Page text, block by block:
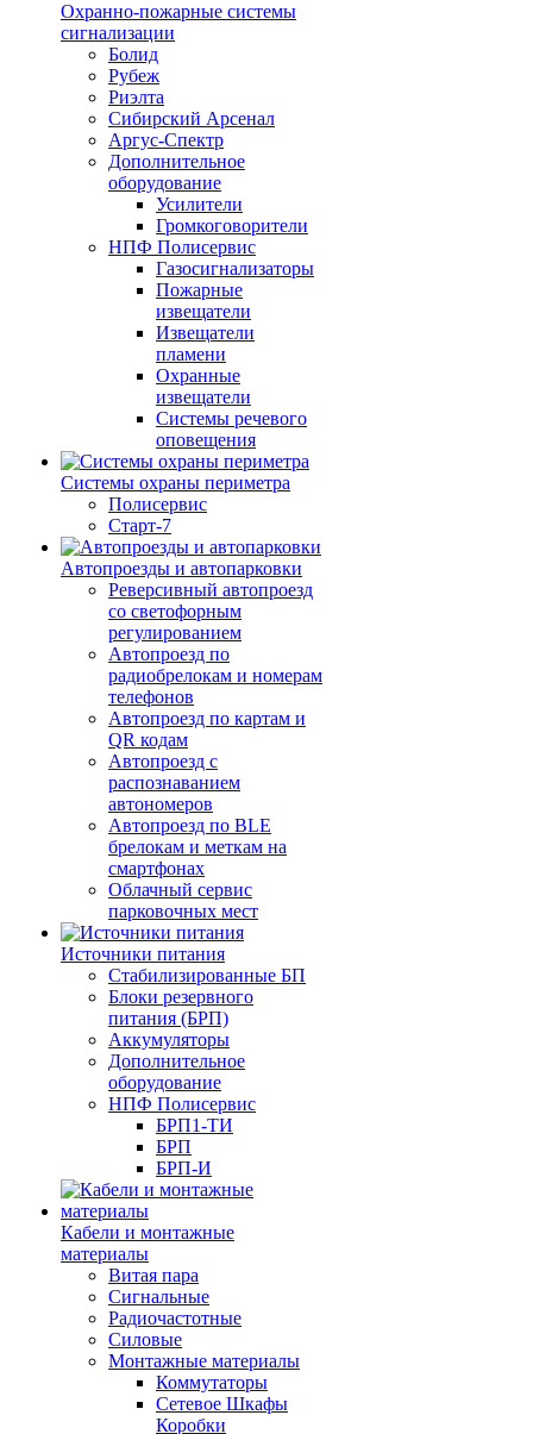
Охранно-пожарные системы
сигнализации
Болид
Рубеж
Риэлта
Сибирский Арсенал
Аргус-Спектр
Дополнительное
оборудование
Усилители
Громкоговорители
НПФ Полисервис
Газосигнализаторы
Пожарные
извещатели
Извещатели
пламени
Охранные
извещатели
Системы речевого
оповещения
Системы охраны периметра
Полисервис
Старт-7
Автопроезды и автопарковки
Реверсивный автопроезд
со светофорным
регулированием
Автопроезд по
радиобрелокам и номерам
телефонов
Автопроезд по картам и
QR кодам
Автопроезд с
распознаванием
автономеров
Автопроезд по BLE
брелокам и меткам на
смартфонах
Облачный сервис
парковочных мест
Источники питания
Стабилизированные БП
Блоки резервного
питания (БРП)
Аккумуляторы
Дополнительное
оборудование
НПФ Полисервис
БРП1-ТИ
БРП
БРП-И
Кабели и монтажные
материалы
Витая пара
Сигнальные
Радиочастотные
Силовые
Монтажные материалы
Коммутаторы
Сетевое Шкафы
Коробки